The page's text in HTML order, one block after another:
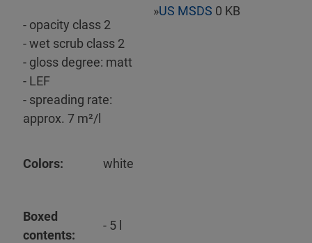
- opacity class 2
- wet scrub class 2
- gloss degree: matt
- LEF
- spreading rate:
approx. 7 m²/l
Colors: white
Boxed
contents:
- 5 l
»US MSDS 0 KB